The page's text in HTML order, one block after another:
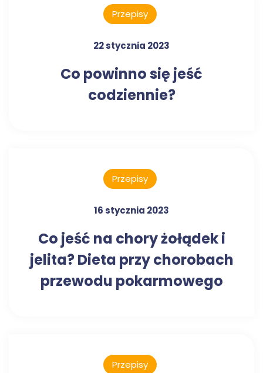
Przepisy
22 stycznia 2023
Co powinno się jeść
codziennie?
Przepisy
16 stycznia 2023
Co jeść na chory żołądek i
jelita? Dieta przy chorobach
przewodu pokarmowego
Przepisy